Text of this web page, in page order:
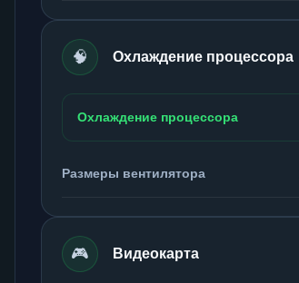
🧠 Охлаждение процессора
Охлаждение процессора
Размеры вентилятора
🎮 Видеокарта